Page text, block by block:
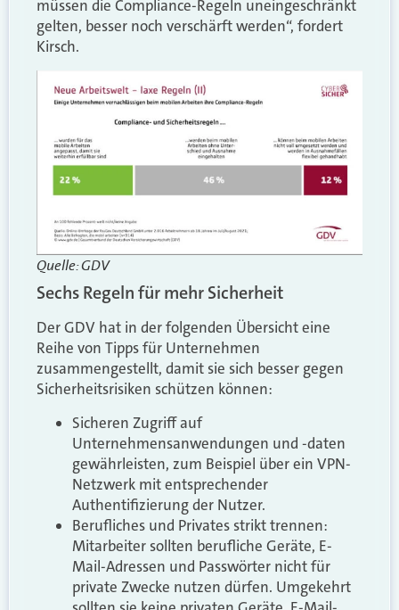
müssen die Compliance-Regeln uneingeschränkt
gelten, besser noch verschärft werden“, fordert
Kirsch.
Quelle: GDV
Sechs Regeln für mehr Sicherheit
Der GDV hat in der folgenden Übersicht eine
Reihe von Tipps für Unternehmen
zusammengestellt, damit sie sich besser gegen
Sicherheitsrisiken schützen können:
Sicheren Zugriff auf
Unternehmensanwendungen und -daten
gewährleisten, zum Beispiel über ein VPN-
Netzwerk mit entsprechender
Authentifizierung der Nutzer.
Berufliches und Privates strikt trennen:
Mitarbeiter sollten berufliche Geräte, E-
Mail-Adressen und Passwörter nicht für
private Zwecke nutzen dürfen. Umgekehrt